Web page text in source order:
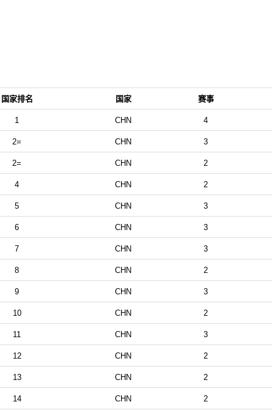
100。如果你是80岁以上的年龄组，全球排名要达到前10。
国家排名 国家 赛事
1 CHN 4
2= CHN 3
2= CHN 2
4 CHN 2
5 CHN 3
6 CHN 3
7 CHN 3
8 CHN 2
9 CHN 3
10 CHN 2
11 CHN 3
12 CHN 2
13 CHN 2
14 CHN 2